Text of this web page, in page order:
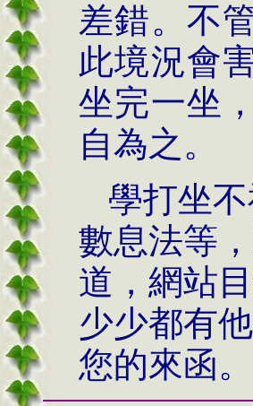
差錯。不
此境況會
坐完一坐
自為之。
學打坐
數息法等
道，網站
少少都有
您的來函。